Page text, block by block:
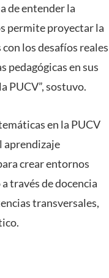
de entender la
permite proyectar la
los desafíos reales
pedagógicas en sus
PUCV”, sostuvo.
en la PUCV
aprendizaje
crear entornos
través de docencia
transversales,